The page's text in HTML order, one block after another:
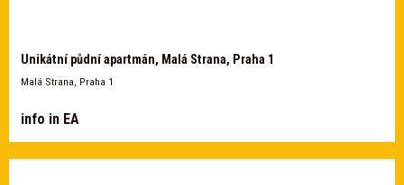
Unikátní půdní apartmán, Malá Strana, Praha 1
Malá Strana, Praha 1
info in EA